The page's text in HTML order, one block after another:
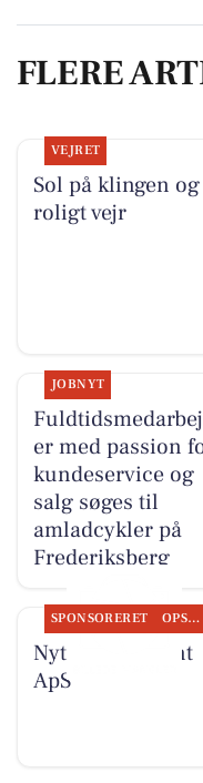
FLERE
VEJRET
Sol på klingen og
roligt vejr
JOBNYT
er med passion
kundeservice og
salg søges til
amladcykler på
Frederiksberg
SPONSORERET OPSLAGSTAVLEN
Nyt fra Fairpaint
ApS